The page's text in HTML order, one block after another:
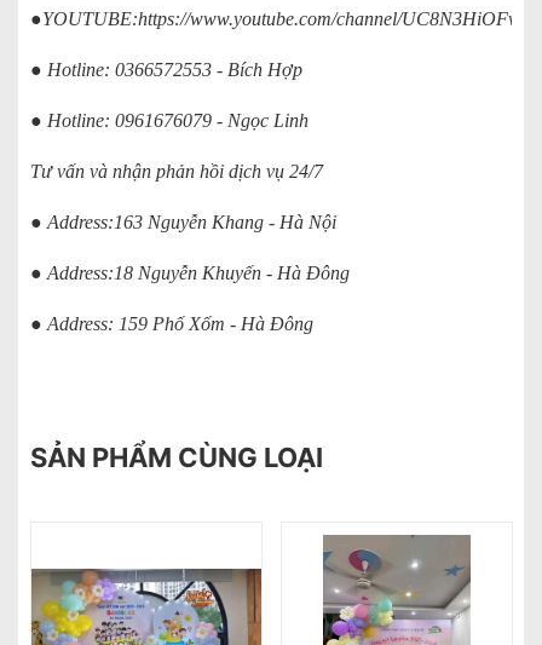
●YOUTUBE:https://www.youtube.com/channel/
● Hotline: 0366572553 - Bích Hợp
● Hotline: 0961676079 - Ngọc Linh
Tư vấn và nhận phản hồi dịch vụ 24/7
● Address:163 Nguyễn Khang - Hà Nội
● Address:18 Nguyễn Khuyến - Hà Đông
● Address: 159 Phố Xốm - Hà Đông
SẢN PHẨM CÙNG LOẠI